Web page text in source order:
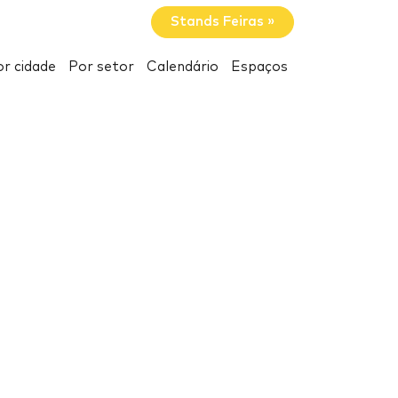
Stands Feiras »
cidade Por setor Calendário Espaços